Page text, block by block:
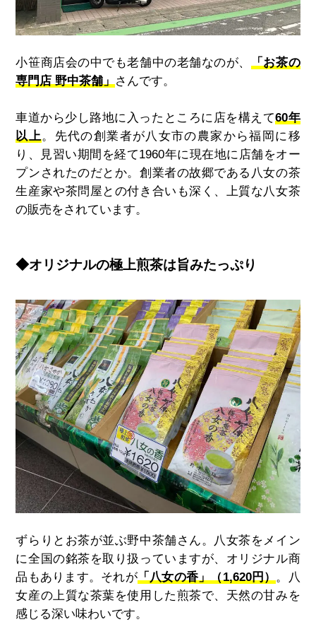
小笹商店会の中でも老舗中の老舗なのが、 「お茶の
専門店 野中茶舗」さんです。
車道から少し路地に入ったところに店を構えて60年
以上。先代の創業者が八女市の農家から福岡に移
り、見習い期間を経て1960年に現在地に店舗をオー
プンされたのだとか。 創業者の故郷である八女の茶
生産家や茶問屋との付き合いも深く、上質な八女茶
の販売をされています。
◆オリジナルの極上煎茶は旨みたっぷり
ずらりとお茶が並ぶ野中茶舗さん。八女茶をメイン
に全国の銘茶を取り扱っていますが、オリジナル商
品もあります。それが「八女の香」（1,620円）。
八
女産の上質な茶葉を使用した煎茶で、天然の甘みを
感じる深い味わいです。